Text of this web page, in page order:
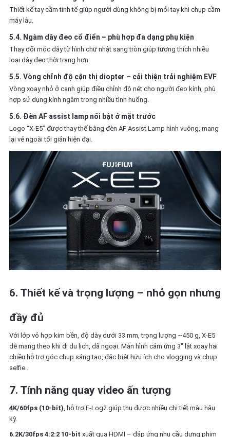
Thiết kế tay cầm tinh tế giúp người dùng không bị mỏi tay khi chụp cầm
máy lâu.
5.4. Ngàm dây đeo cổ điển – phù hợp đa dạng phụ kiện
Thay đổi móc dây từ hình chữ nhật sang tròn giúp tương thích nhiều
loại dây đeo thời trang hơn.
5.5. Vòng chỉnh độ cận thị diopter – cải thiện trải nghiệm EVF
Vòng xoay nhỏ ở cạnh giúp điều chỉnh độ nét cho người đeo kính, phù
hợp sử dụng kính ngắm trong nhiều tình huống.
5.6. Đèn AF assist lamp nổi bật ở mặt trước
Logo “X-E5” được thay thế bằng đèn AF Assist Lamp hình vuông, mang
lại vẻ ngoài tối giản hiện đại.
6. Thiết kế và trọng lượng – nhỏ gọn nhưng
đầy đủ
Với lớp vỏ hợp kim bền, độ dày dưới 33 mm, trọng lượng ~450 g, X‑E5
dễ mang theo khi đi du lịch, dã ngoại. Màn hình cảm ứng 3″ lật xoay hai
chiều hỗ trợ góc chụp sáng tạo, đặc biệt hữu ích cho vlogging và chụp
selfie .
7. Tính năng quay video ấn tượng
4K/60fps (10‑bit), hỗ trợ F‑Log2 giúp thu được nhiều chi tiết màu hậu
kỳ.
6.2K/30fps 4:2:2 10‑bit xuất qua HDMI – đáp ứng nhu cầu dựng phim